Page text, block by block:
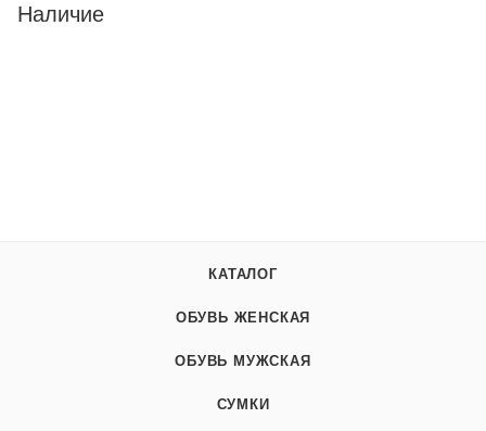
Наличие
КАТАЛОГ
ОБУВЬ ЖЕНСКАЯ
ОБУВЬ МУЖСКАЯ
СУМКИ